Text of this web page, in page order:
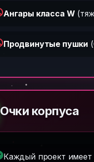
Ангары класса W
Продвинутые пушки
Очки корпуса
Каждый проект имеет